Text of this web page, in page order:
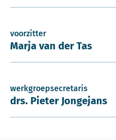
voorzitter
Marja van der Tas
werkgroepsecretaris
drs. Pieter Jongejans